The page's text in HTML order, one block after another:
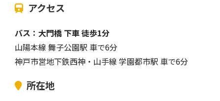
アクセス
バス：大門橋 下車 徒歩1分
山陽本線 舞子公園駅 車で6分
神戸市営地下鉄西神・山手線 学園都市駅 車で6分
所在地